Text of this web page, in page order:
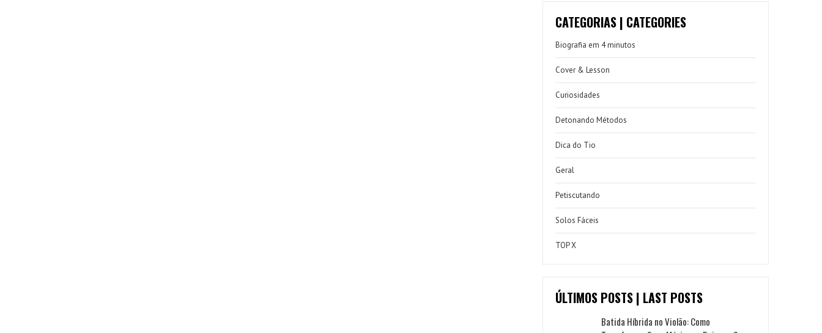
CATEGORIAS | CATEGORIES
Biografia em 4 minutos
Cover & Lesson
Curiosidades
Detonando Métodos
Dica do Tio
Geral
Petiscutando
Solos Fáceis
TOP X
ÚLTIMOS POSTS | LAST POSTS
Batida Híbrida no Violão: Como